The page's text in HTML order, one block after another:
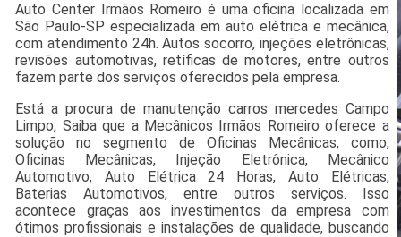
Auto Center Irmãos Romeiro é uma oficina localizada em
São Paulo-SP especializada em auto elétrica e mecânica,
com atendimento 24h. Autos socorro, injeções eletrônicas,
revisões automotivas, retíficas de motores, entre outros
fazem parte dos serviços oferecidos pela empresa.
Está a procura de manutenção carros mercedes Campo
Limpo, Saiba que a Mecânicos Irmãos Romeiro oferece a
solução no segmento de Oficinas Mecânicas, como,
Oficinas Mecânicas, Injeção Eletrônica, Mecânico
Automotivo, Auto Elétrica 24 Horas, Auto Elétricas,
Baterias Automotivos, entre outros serviços. Isso
acontece graças aos investimentos da empresa com
ótimos profissionais e instalações de qualidade, buscando